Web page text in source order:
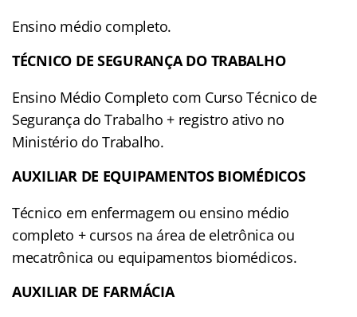
Ensino médio completo.
TÉCNICO DE SEGURANÇA DO TRABALHO
Ensino Médio Completo com Curso Técnico de
Segurança do Trabalho + registro ativo no
Ministério do Trabalho.
AUXILIAR DE EQUIPAMENTOS BIOMÉDICOS
Técnico em enfermagem ou ensino médio
completo + cursos na área de eletrônica ou
mecatrônica ou equipamentos biomédicos.
AUXILIAR DE FARMÁCIA